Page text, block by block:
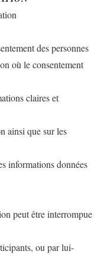
des personnes
où le consentement
claires et
ainsi que sur les
informations données
peut être interrompue
ou par lui-